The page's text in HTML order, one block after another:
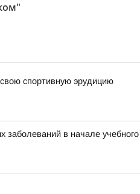
спортивную эрудицию
в начале учебного